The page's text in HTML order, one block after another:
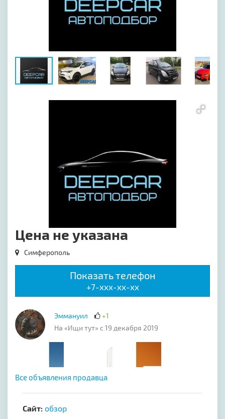
Цена не указана
Симферополь
Показать телефон
+7-xxx-xx-xx
Эммануил
+1
На «Ищи тут» с 19 декабря 2019
Все объявления продавца
Сайт: обзор